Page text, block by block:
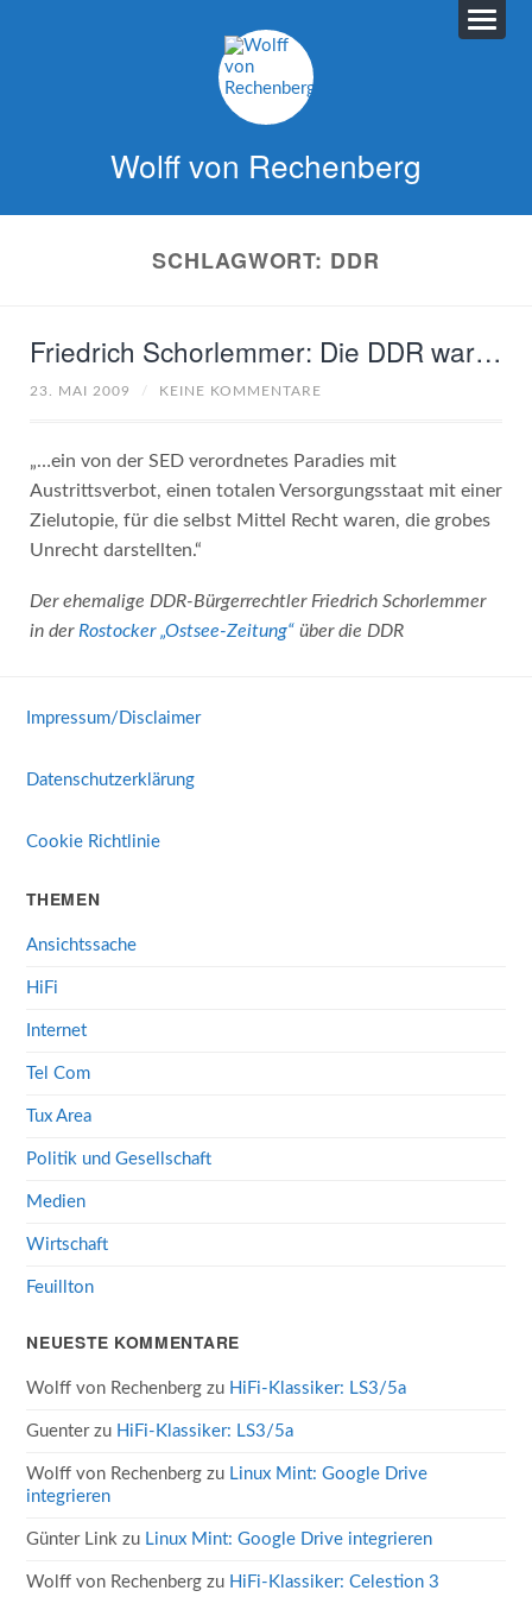
Wolff von Rechenberg
SCHLAGWORT: DDR
Friedrich Schorlemmer: Die DDR war…
23. MAI 2009 / KEINE KOMMENTARE
„…ein von der SED verordnetes Paradies mit
Austrittsverbot, einen totalen Versorgungsstaat mit einer
Zielutopie, für die selbst Mittel Recht waren, die grobes
Unrecht darstellten.“
Der ehemalige DDR-Bürgerrechtler Friedrich Schorlemmer
in der Rostocker „Ostsee-Zeitung“ über die DDR
Impressum/Disclaimer
Datenschutzerklärung
Cookie Richtlinie
THEMEN
Ansichtssache
HiFi
Internet
Tel Com
Tux Area
Politik und Gesellschaft
Medien
Wirtschaft
Feuillton
NEUESTE KOMMENTARE
Wolff von Rechenberg zu HiFi-Klassiker: LS3/5a
Guenterzu HiFi-Klassiker: LS3/5a
Wolff von Rechenberg zu Linux Mint: Google Drive
integrieren
Günter Link zu Linux Mint: Google Drive integrieren
Wolff von Rechenberg zu HiFi-Klassiker: Celestion 3